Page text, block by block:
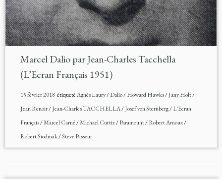
Marcel Dalio par Jean-Charles Tacchella
(L’Ecran Français 1951)
15 février 2018 étiquetéAgnès Laury/Dalio/Howard Hawks/Jany Holt/
Jean Renoir/Jean-Charles TACCHELLA/Josef von Sternberg/L'Ecran
Français/Marcel Carné/Michael Curtiz/Paramount/Robert Arnoux/
Robert Siodmak/Steve Passeur